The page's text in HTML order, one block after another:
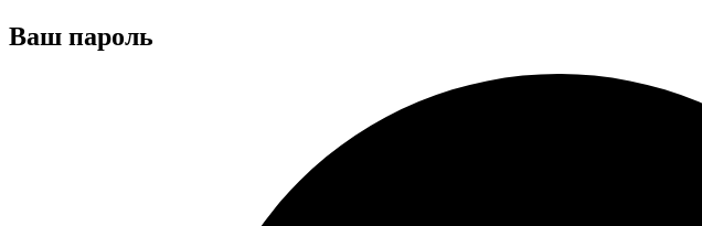
Ваш пароль